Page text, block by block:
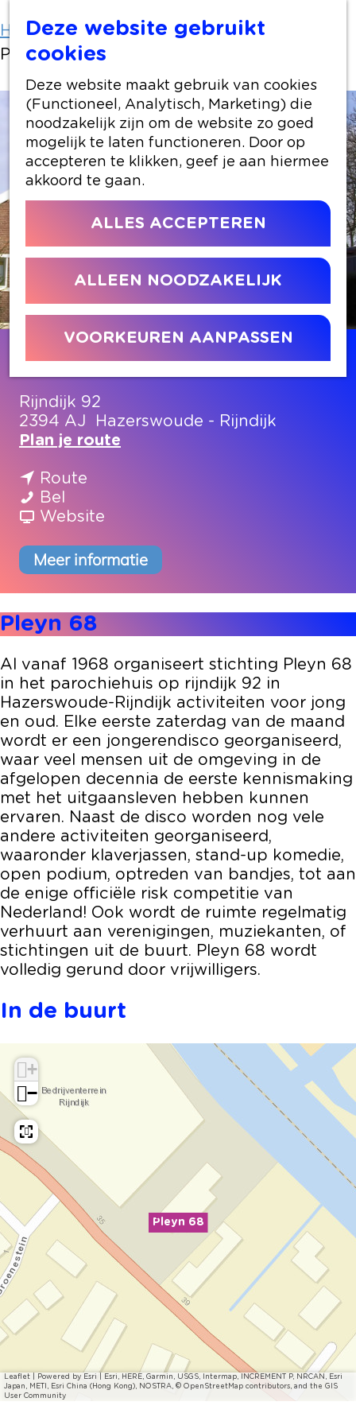
Deze website gebruikt
cookies
Deze website maakt gebruik van cookies
(Functioneel, Analytisch, Marketing) die
noodzakelijk zijn om de website zo goed
mogelijk te laten functioneren. Door op
accepteren te klikken, geef je aan hiermee
akkoord te gaan.
ALLES ACCEPTEREN
ALLEEN NOODZAKELIJK
VOORKEUREN AANPASSEN
Home
Locaties winkelen
Pleyn 68, Hazerswoude-Rijndijk
Contact
Rijndijk 92
2394 AJ
Hazerswoude - Rijndijk
Plan je route
e
y
n
6
Route
a
P
l
e
y
n
8
Bel
l
y
n
6
8
Website
n
P
l
e
6
8
Meer informatie
Pleyn 68
Al vanaf 1968 organiseert stichting Pleyn 68
in het parochiehuis op rijndijk 92 in
Hazerswoude-Rijndijk activiteiten voor jong
en oud. Elke eerste zaterdag van de maand
wordt er een jongerendisco georganiseerd,
waar veel mensen uit de omgeving in de
afgelopen decennia de eerste kennismaking
met het uitgaansleven hebben kunnen
ervaren. Naast de disco worden nog vele
andere activiteiten georganiseerd,
waaronder klaverjassen, stand-up komedie,
open podium, optreden van bandjes, tot aan
de enige officiële risk competitie van
Nederland! Ook wordt de ruimte regelmatig
verhuurt aan verenigingen, muziekanten, of
stichtingen uit de buurt. Pleyn 68 wordt
volledig gerund door vrijwilligers.
In de buurt
Pleyn 68
+
−
Leaflet
Powered by Esri | Esri, HERE, Garmin, USGS, Intermap, INCREMENT P, NRCAN, Esri
Japan, METI, Esri China (Hong Kong), NOSTRA, © OpenStreetMap contributors, and the GIS
User Community